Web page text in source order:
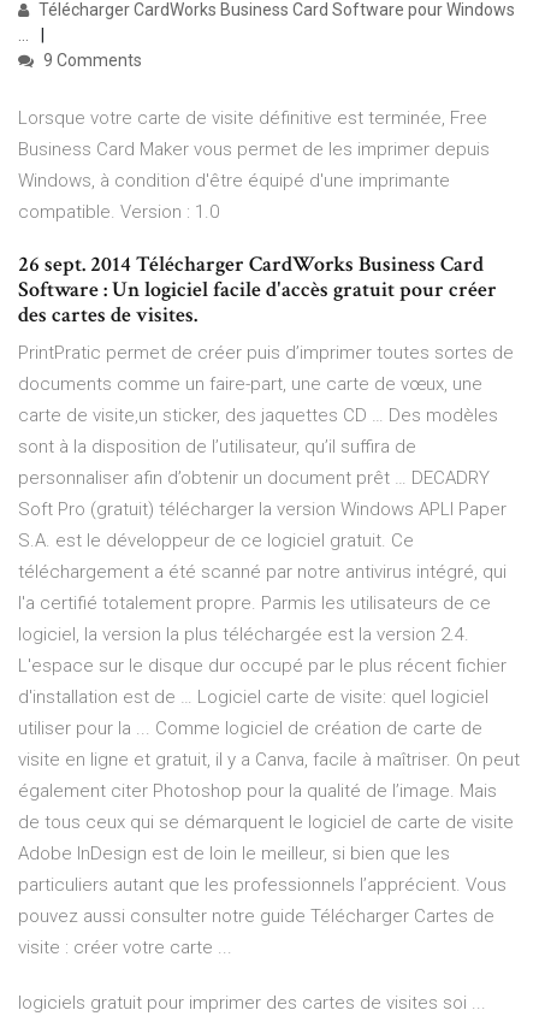
Télécharger CardWorks Business Card Software pour Windows
...
9 Comments
Lorsque votre carte de visite définitive est terminée, Free
Business Card Maker vous permet de les imprimer depuis
Windows, à condition d'être équipé d'une imprimante
compatible. Version : 1.0
26 sept. 2014 Télécharger CardWorks Business Card
Software : Un logiciel facile d'accès gratuit pour créer
des cartes de visites.
PrintPratic permet de créer puis d’imprimer toutes sortes de
documents comme un faire-part, une carte de vœux, une
carte de visite,un sticker, des jaquettes CD … Des modèles
sont à la disposition de l’utilisateur, qu’il suffira de
personnaliser afin d’obtenir un document prêt … DECADRY
Soft Pro (gratuit) télécharger la version Windows APLI Paper
S.A. est le développeur de ce logiciel gratuit. Ce
téléchargement a été scanné par notre antivirus intégré, qui
l'a certifié totalement propre. Parmis les utilisateurs de ce
logiciel, la version la plus téléchargée est la version 2.4.
L'espace sur le disque dur occupé par le plus récent fichier
d'installation est de … Logiciel carte de visite: quel logiciel
utiliser pour la ... Comme logiciel de création de carte de
visite en ligne et gratuit, il y a Canva, facile à maîtriser. On peut
également citer Photoshop pour la qualité de l’image. Mais
de tous ceux qui se démarquent le logiciel de carte de visite
Adobe InDesign est de loin le meilleur, si bien que les
particuliers autant que les professionnels l’apprécient. Vous
pouvez aussi consulter notre guide Télécharger Cartes de
visite : créer votre carte ...
logiciels gratuit pour imprimer des cartes de visites soi ...